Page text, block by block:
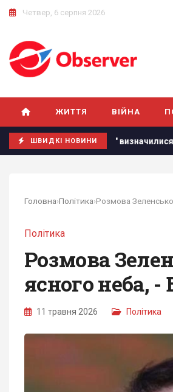
Четвер, 6 серпня 2026
ЖИТТЯ ВІЙНА
ШВИДКІ НОВИНИ
визначилися з умовою
Головна›Політика›
Політика
Розмова
ясного неба, -
11 травня 2026 Політика